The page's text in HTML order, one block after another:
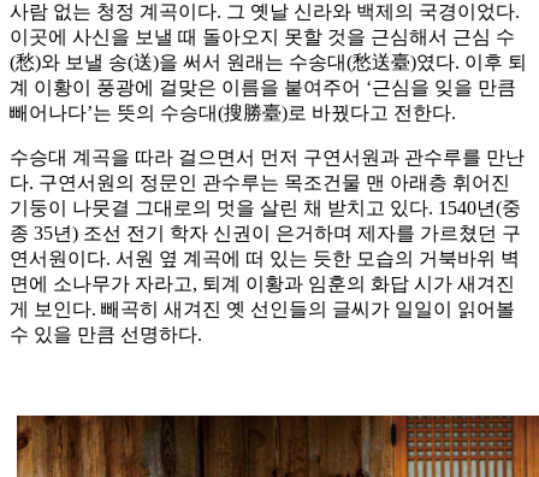
사람 없는 청정 계곡이다. 그 옛날 신라와 백제의 국경이었다.
이곳에 사신을 보낼 때 돌아오지 못할 것을 근심해서 근심 수
(愁)와 보낼 송(送)을 써서 원래는 수송대(愁送臺)였다. 이후 퇴
계 이황이 풍광에 걸맞은 이름을 붙여주어 ‘근심을 잊을 만큼
빼어나다’는 뜻의 수승대(搜勝臺)로 바꿨다고 전한다.
수승대 계곡을 따라 걸으면서 먼저 구연서원과 관수루를 만난
다. 구연서원의 정문인 관수루는 목조건물 맨 아래층 휘어진
기둥이 나뭇결 그대로의 멋을 살린 채 받치고 있다. 1540년(중
종 35년) 조선 전기 학자 신권이 은거하며 제자를 가르쳤던 구
연서원이다. 서원 옆 계곡에 떠 있는 듯한 모습의 거북바위 벽
면에 소나무가 자라고, 퇴계 이황과 임훈의 화답 시가 새겨진
게 보인다. 빼곡히 새겨진 옛 선인들의 글씨가 일일이 읽어볼
수 있을 만큼 선명하다.